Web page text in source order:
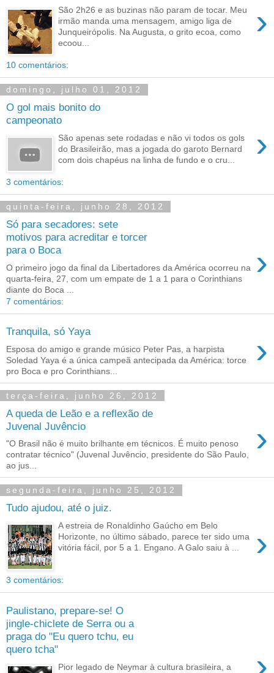
›
São 2h26 e as buzinas não param de tocar. Meu
irmão manda uma mensagem, amigo liga de
Junqueirópolis. Na Augusta, o grito ecoa, como
ecoou...
10 comentários:
domingo, julho 01, 2012
O gol mais bonito do
campeonato
›
São apenas sete rodadas e não vi todos os gols
do Brasileirão, mas a jogada do garoto Bernard
com dois chapéus na linha de fundo e o cru...
3 comentários:
quinta-feira, junho 28, 2012
Só para secadores: sete
motivos para acreditar e torcer
para o Boca
›
O primeiro jogo da final da Libertadores da América ocorreu na
quarta-feira, 27, com um empate de 1 a 1 para o Corinthians
diante do Boca ...
7 comentários:
Tranquila, só Yaya ›
Esposa do amigo e grande músico Peter Pas, a harpista
Soledad Yaya é a única campeã antecipada da América: torce
pro Boca e pro Corinthians...
terça-feira, junho 26, 2012
A queda de Leão e a reflexão de
Juvenal Juvêncio
›
"O Brasil não é muito brilhante em técnicos. É muito penoso
contratar técnico" (Juvenal Juvêncio, presidente do São Paulo,
ao jus...
segunda-feira, junho 25, 2012
Tudo ajudou, até o juiz.
›
A estreia de Ronaldinho Gaúcho em Belo
Horizonte, no último sábado, parece ter sido uma
vitória fácil, por 5 a 1. Engano. A Galo saiu à ...
3 comentários:
Paulistano, prepare-se! O
jingle-chiclete de Serra ou a
praga do "Eu quero tchu, eu
quero tcha"
Pior legado de Neymar à cultura brasileira, a